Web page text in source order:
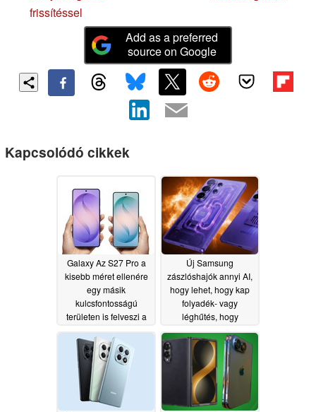
frissítéssel
Add as a preferred
source on Google
Kapcsolódó cikkek
Galaxy Az S27 Pro a
kisebb méret ellenére
egy másik
kulcsfontosságú
területen is felveszi a
Ultrával06/06/2026
Új Samsung
zászlóshajók annyi AI,
hogy lehet, hogy kap
folyadék- vagy
léghűtés, hogy
túlmelegedés, kiderül
szivárgás06/01/2026